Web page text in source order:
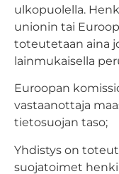
ulkopuolella.
unionin tai
toteutetaan aina
lainmukaisella
Euroopan
vastaanottaja
tietosuojan taso;
Yhdistys on
suojatoimet